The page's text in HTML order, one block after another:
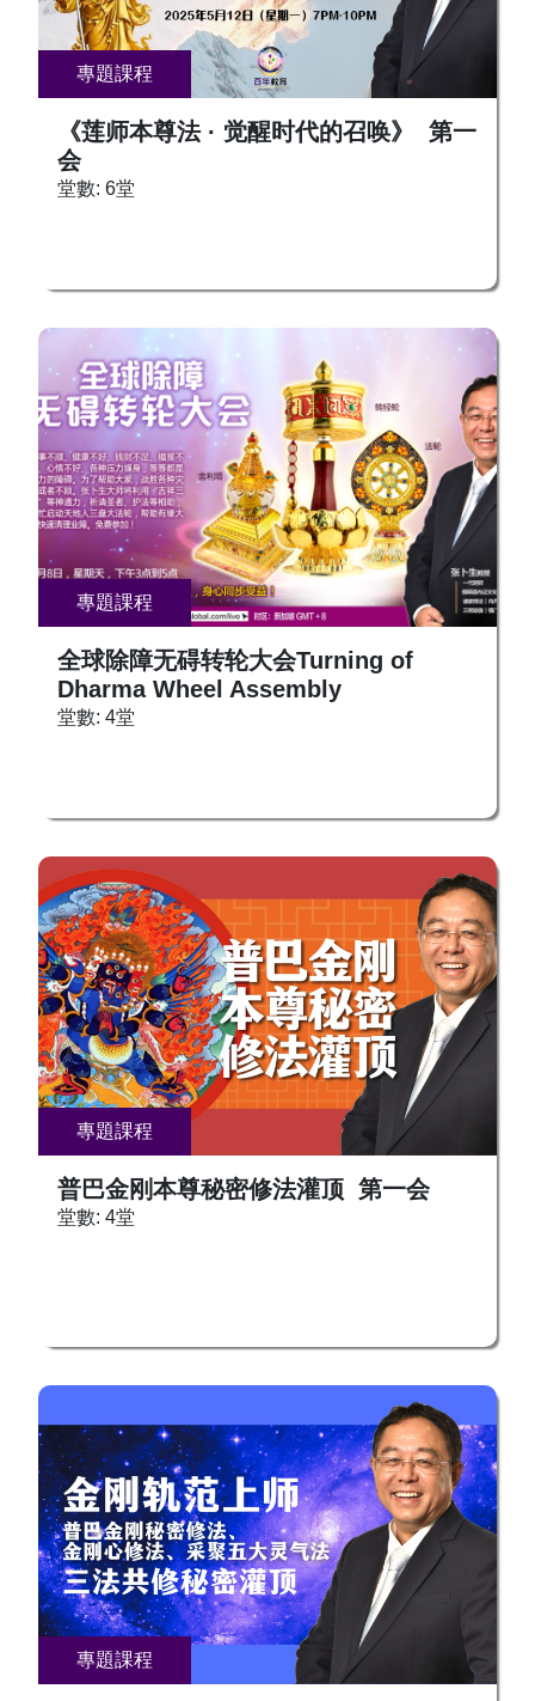
專題課程
《莲师本尊法 · 觉醒时代的召唤》 第一
会
堂數: 6堂
專題課程
全球除障无碍转轮大会Turning of
Dharma Wheel Assembly
堂數: 4堂
專題課程
普巴金刚本尊秘密修法灌顶 第一会
堂數: 4堂
專題課程